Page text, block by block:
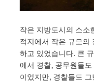
작은 지방도시의 소소
적지에서 작은 규모의
하고 있었습니다. 큰
에서 경찰, 공무원들
이었지만, 경찰들도